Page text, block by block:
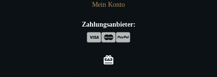
Mein Konto
Zahlungsanbieter: